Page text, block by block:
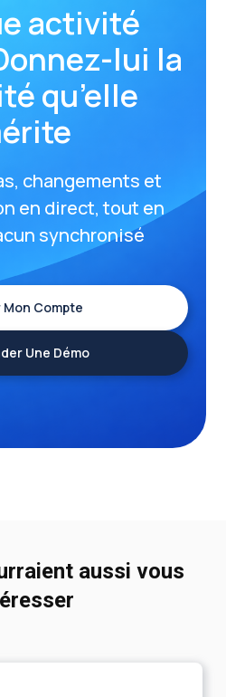
activité
lui la
qu’elle
changements et
en direct, tout en
synchronisé
Compte
Une Démo
aussi vous